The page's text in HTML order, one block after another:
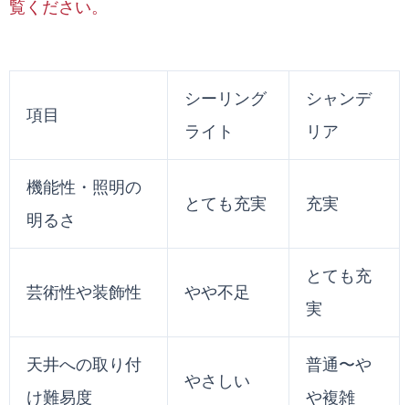
覧ください。
項目
シーリング
ライト
シャンデ
リア
機能性・照明の
明るさ
とても充実 充実
芸術性や装飾性 やや不足
とても充
実
天井への取り付
け難易度
やさしい
普通〜や
や複雑